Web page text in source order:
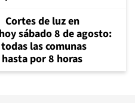
Cortes de luz en
sábado 8 de agosto:
las comunas
por 8 horas